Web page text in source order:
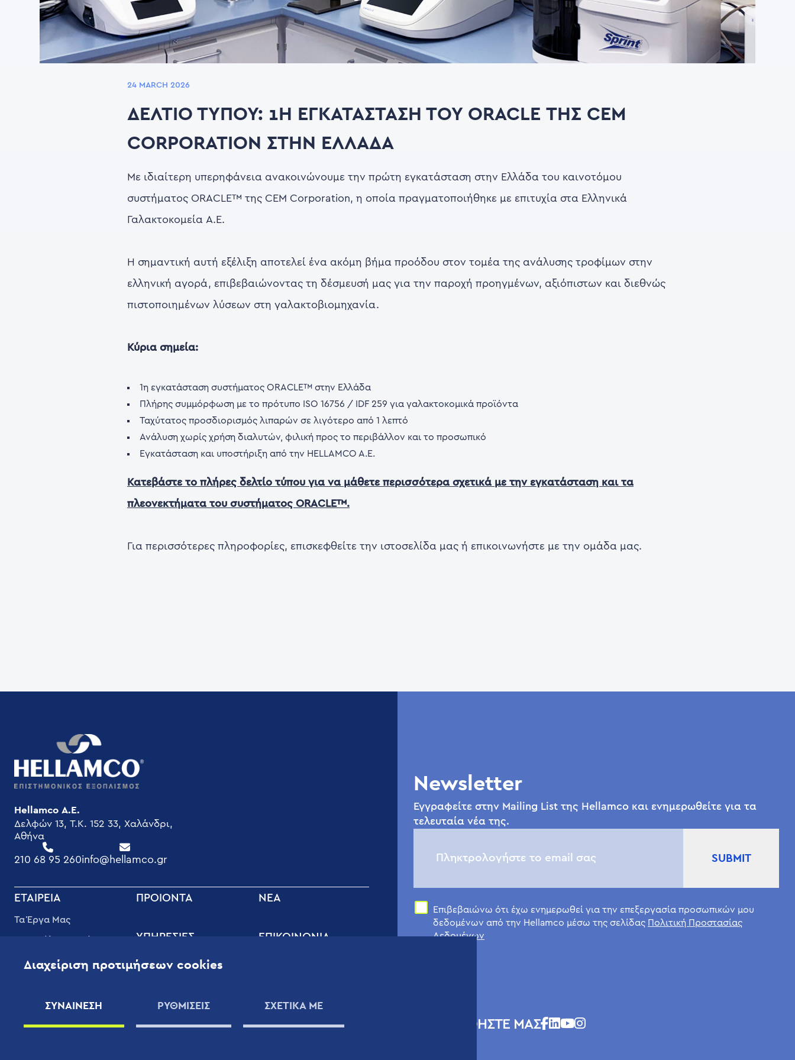
24 MARCH 2026
ΔΕΛΤΙΟ ΤΥΠΟΥ: 1Η ΕΓΚΑΤΆΣΤΑΣΗ ΤΟΥ ORACLE ΤΗΣ CEM
CORPORATION ΣΤΗΝ ΕΛΛΆΔΑ
Με ιδιαίτερη υπερηφάνεια ανακοινώνουμε την πρώτη εγκατάσταση στην Ελλάδα του καινοτόμου
συστήματος ORACLE™ της CEM Corporation, η οποία πραγματοποιήθηκε με επιτυχία στα Ελληνικά
Γαλακτοκομεία Α.Ε.
Η σημαντική αυτή εξέλιξη αποτελεί ένα ακόμη βήμα προόδου στον τομέα της ανάλυσης τροφίμων στην
ελληνική αγορά, επιβεβαιώνοντας τη δέσμευσή μας για την παροχή προηγμένων, αξιόπιστων και διεθνώς
πιστοποιημένων λύσεων στη γαλακτοβιομηχανία.
Κύρια σημεία:
1η εγκατάσταση συστήματος ORACLE™ στην Ελλάδα
Πλήρης συμμόρφωση με το πρότυπο ISO 16756 / IDF 259 για γαλακτοκομικά προϊόντα
Ταχύτατος προσδιορισμός λιπαρών σε λιγότερο από 1 λεπτό
Ανάλυση χωρίς χρήση διαλυτών, φιλική προς το περιβάλλον και το προσωπικό
Εγκατάσταση και υποστήριξη από την HELLAMCO A.E.
Κατεβάστε το πλήρες δελτίο τύπου για να μάθετε περισσότερα σχετικά με την εγκατάσταση και τα
πλεονεκτήματα του συστήματος ORACLE™.
Για περισσότερες πληροφορίες, επισκεφθείτε την ιστοσελίδα μας ή επικοινωνήστε με την ομάδα μας.
Hellamco Α.Ε.
Δελφών 13, T.K. 152 33, Χαλάνδρι,
Αθήνα
210 68 95 260info@hellamco.gr
FOOTER
MENU
ΕΤΑΙΡΕΊΑ
Τα Έργα Μας
Διασφάλιση Ποιότητας
Εταιρική Κοινωνική
Ευθύνη
Επιστημονικού
ΠΡΟΙΟΝΤΑ
ΥΠΗΡΕΣΊΕΣ
Υπηρεσίες Υποστήριξης
Υψηλής Ποιότητας
ΝΈΑ
ΕΠΙΚΟΙΝΩΝIΑ
Newsletter
Εγγραφείτε στην Mailing List της Hellamco και ενημερωθείτε για τα
τελευταία νέα της.
Επιβεβαιώνω ότι έχω ενημερωθεί για την επεξεργασία προσωπικών μου
δεδομένων από την Hellamco μέσω της σελίδας Πολιτική Προστασίας
Δεδομένων
ΑΚΟΛΟΥΘΗΣΤΕ ΜΑΣ
Διαχείριση προτιμήσεων cookies
ΣΥΝΑΙΝΕΣΗ ΡΥΘΜΙΣΕΙΣ ΣΧΕΤΙΚΑ ΜΕ